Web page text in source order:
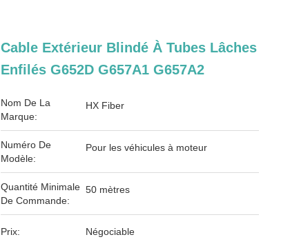
Cable Extérieur Blindé À Tubes Lâches
Enfilés G652D G657A1 G657A2
Nom De La
Marque:
HX Fiber
Numéro De
Modèle:
Pour les véhicules à moteur
Quantité Minimale
De Commande:
50 mètres
Prix: Négociable